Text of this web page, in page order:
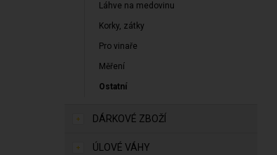
Láhve na medovinu
Korky, zátky
Pro vinaře
Měření
Ostatní
DÁRKOVÉ ZBOŽÍ
ÚLOVÉ VÁHY